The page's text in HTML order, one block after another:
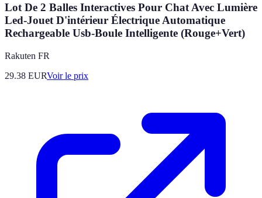
Lot De 2 Balles Interactives Pour Chat Avec Lumière
Led-Jouet D'intérieur Électrique Automatique
Rechargeable Usb-Boule Intelligente (Rouge+Vert)
Rakuten FR
29.38 EURVoir le prix